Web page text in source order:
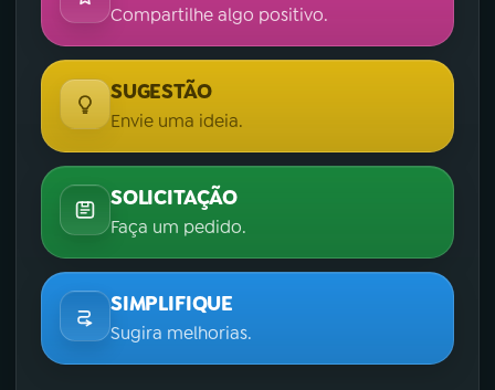
Compartilhe algo positivo.
SUGESTÃO
Envie uma ideia.
SOLICITAÇÃO
Faça um pedido.
SIMPLIFIQUE
Sugira melhorias.